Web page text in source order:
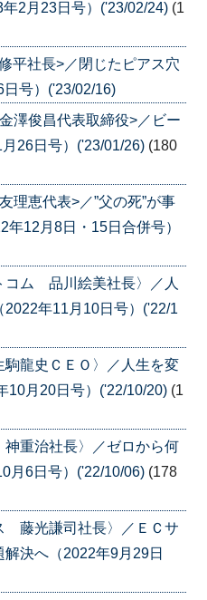
年2月23日号）('23/02/24) (1
平社長>／閉じたピアス穴
号）('23/02/16)
俊昌代表取締役>／ビー
26日号）('23/01/26) (180
恵代表>／”父の死”が事
12月8日・15日合併号）
コム 品川絵美社長〉／人
年11月10日号）('22/1
龍史ＣＥＯ〉／人生を変
10月20日号）('22/10/20) (1
重治社長〉／ゼロから何
月6日号）('22/10/06) (178
藤光謙司社長〉／ＥＣサ
決へ（2022年9月29日